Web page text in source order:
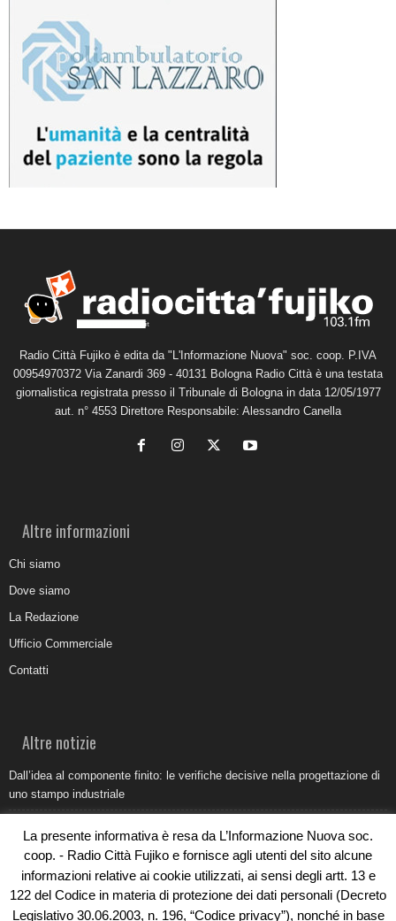
Radio Città Fujiko è edita da "L'Informazione Nuova" soc. coop. P.IVA
00954970372 Via Zanardi 369 - 40131 Bologna Radio Città è una testata
giornalistica registrata presso il Tribunale di Bologna in data 12/05/1977
aut. n° 4553 Direttore Responsabile: Alessandro Canella
Altre informazioni
Chi siamo
Dove siamo
La Redazione
Ufficio Commerciale
Contatti
Altre notizie
Dall’idea al componente finito: le verifiche decisive nella progettazione di
uno stampo industriale
Come organizzare e allestire una camera ardente per l’ultimo saluto
Umidità di risalita in casa, come riconoscere i segnali veri
Torna il Sun Donato Festival 2026
La presente informativa è resa da L’Informazione Nuova soc.
coop. - Radio Città Fujiko e fornisce agli utenti del sito alcune
informazioni relative ai cookie utilizzati, ai sensi degli artt. 13 e
122 del Codice in materia di protezione dei dati personali (Decreto
Legislativo 30.06.2003, n. 196, “Codice privacy”), nonché in base